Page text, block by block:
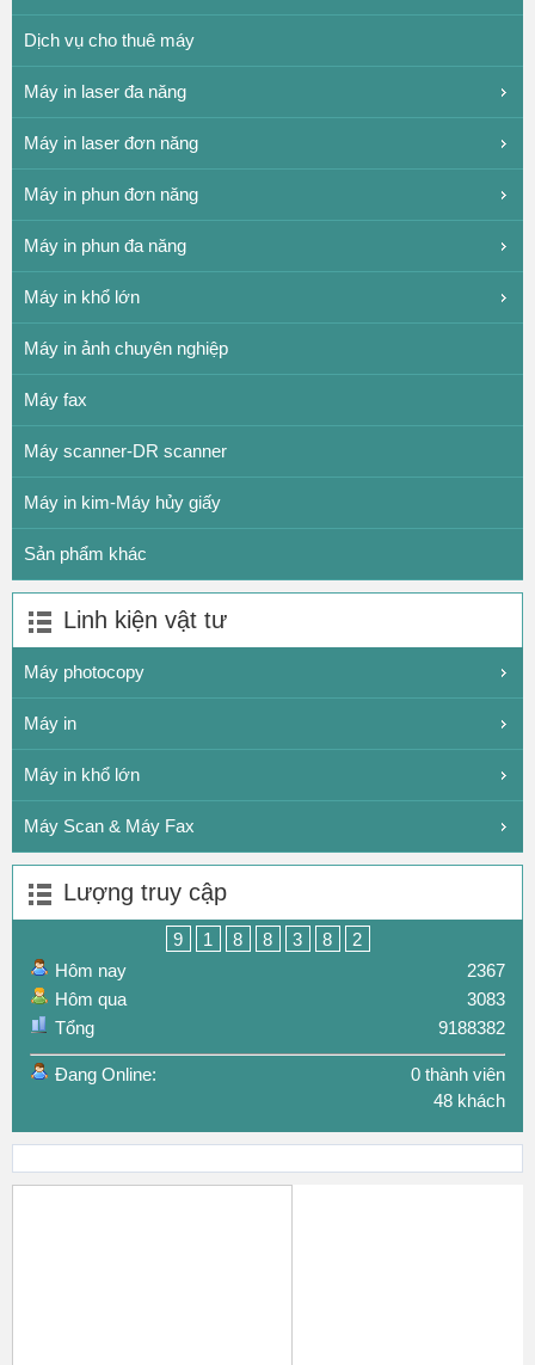
Dịch vụ cho thuê máy
Máy in laser đa năng
Máy in laser đơn năng
Máy in phun đơn năng
Máy in phun đa năng
Máy in khổ lớn
Máy in ảnh chuyên nghiệp
Máy fax
Máy scanner-DR scanner
Máy in kim-Máy hủy giấy
Sản phẩm khác
Linh kiện vật tư
Máy photocopy
Máy in
Máy in khổ lớn
Máy Scan & Máy Fax
Lượng truy cập
9 1 8 8 3 8
2
Hôm nay
Hôm qua
Tổng
2367
3083
9188382
Đang Online:
0 thành viên
48 khách